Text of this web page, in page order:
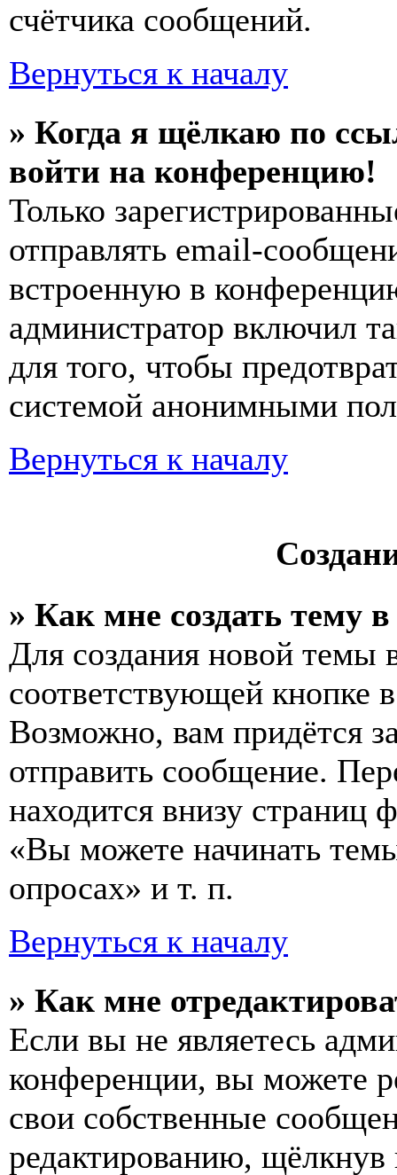
счётчика сообщений.
Вернуться к началу
» Когда я щёлкаю по
войти на конференцию!
Только
отправлять email-
встроенную в
администратор включил
для того, чтобы
системой анонимными
Вернуться к началу
» Как мне создать тему
Для создания новой темы
соответствующей кнопке
Возможно, вам придётся
отправить сообщение.
находится внизу
«Вы можете начинать
опросах» и т. п.
Вернуться к началу
» Как мне
Если вы не являетесь
конференции, вы можете
свои собственные
редактированию,